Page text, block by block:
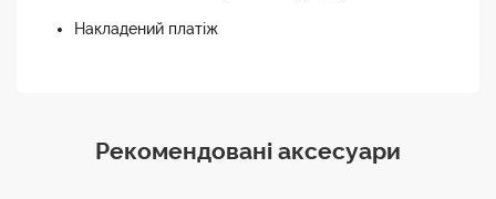
Накладений платіж
Рекомендовані аксесуари